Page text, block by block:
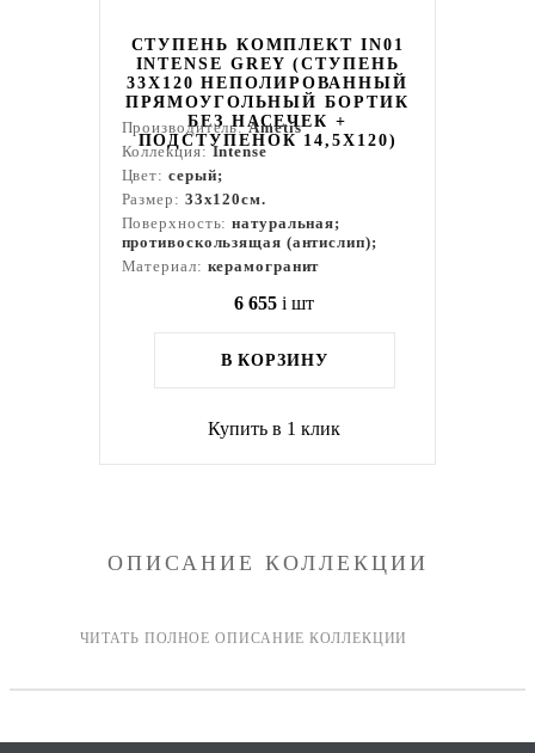
СТУПЕНЬ КОМПЛЕКТ IN01
INTENSE GREY (СТУПЕНЬ
33X120 НЕПОЛИРОВАННЫЙ
ПРЯМОУГОЛЬНЫЙ БОРТИК
БЕЗ НАСЕЧЕК +
ПОДСТУПЕНОК 14,5X120)
Производитель:Ametis
Коллекция:Intense
Цвет: серый;
Размер: 33x120см.
Поверхность:натуральная;
противоскользящая (антислип);
Материал: керамогранит
6 655 i шт
В КОРЗИНУ
Купить в 1 клик
ОПИСАНИЕ КОЛЛЕКЦИИ